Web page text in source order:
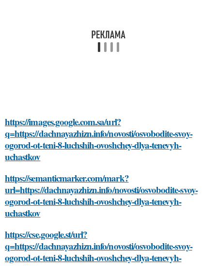
https://images.google.com.sa/url?
q=https://dachnayazhizn.info/novosti/osvobodite-svoy-
ogorod-ot-teni-8-luchshih-ovoshchey-dlya-tenevyh-
uchastkov
https://semanticmarker.com/mark?
url=https://dachnayazhizn.info/novosti/osvobodite-svoy-
ogorod-ot-teni-8-luchshih-ovoshchey-dlya-tenevyh-
uchastkov
https://cse.google.st/url?
q=https://dachnayazhizn.info/novosti/osvobodite-svoy-
ogorod-ot-teni-8-luchshih-ovoshchey-dlya-tenevyh-